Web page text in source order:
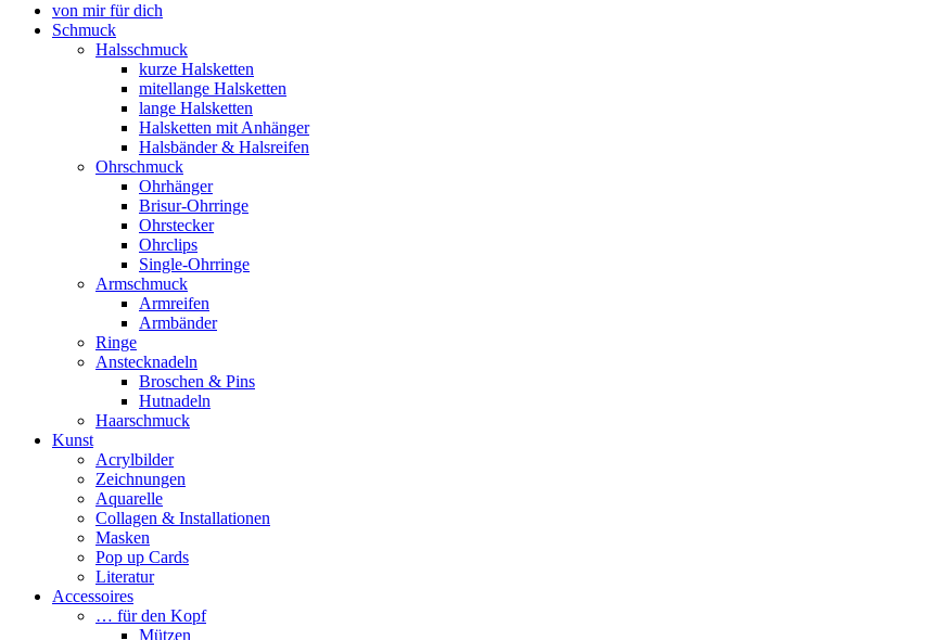
von mir für dich
Schmuck
Halsschmuck
kurze Halsketten
mitellange Halsketten
lange Halsketten
Halsketten mit Anhänger
Halsbänder & Halsreifen
Ohrschmuck
Ohrhänger
Brisur-Ohrringe
Ohrstecker
Ohrclips
Single-Ohrringe
Armschmuck
Armreifen
Armbänder
Ringe
Anstecknadeln
Broschen & Pins
Hutnadeln
Haarschmuck
Kunst
Acrylbilder
Zeichnungen
Aquarelle
Collagen & Installationen
Masken
Pop up Cards
Literatur
Accessoires
… für den Kopf
Mützen